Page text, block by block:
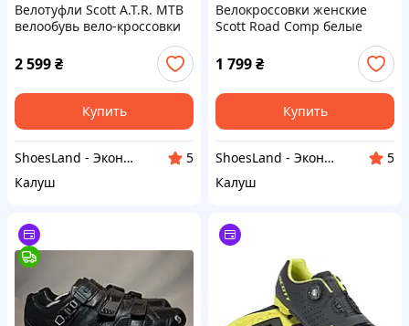
Велотуфли Scott A.T.R. MTB
велообувь вело-кроссовки
Оригинал 40 р/26 см
2 599₴
Купить
ShoesLand - Экономия и качество в каждом шаге
5
Калуш
Велокроссовки женские
Scott Road Comp белые
шоссейные вело обувь
Оригинал 37 р/24 см
1 799₴
Купить
ShoesLand - Экономия и качество в каждом шаге
5
Калуш